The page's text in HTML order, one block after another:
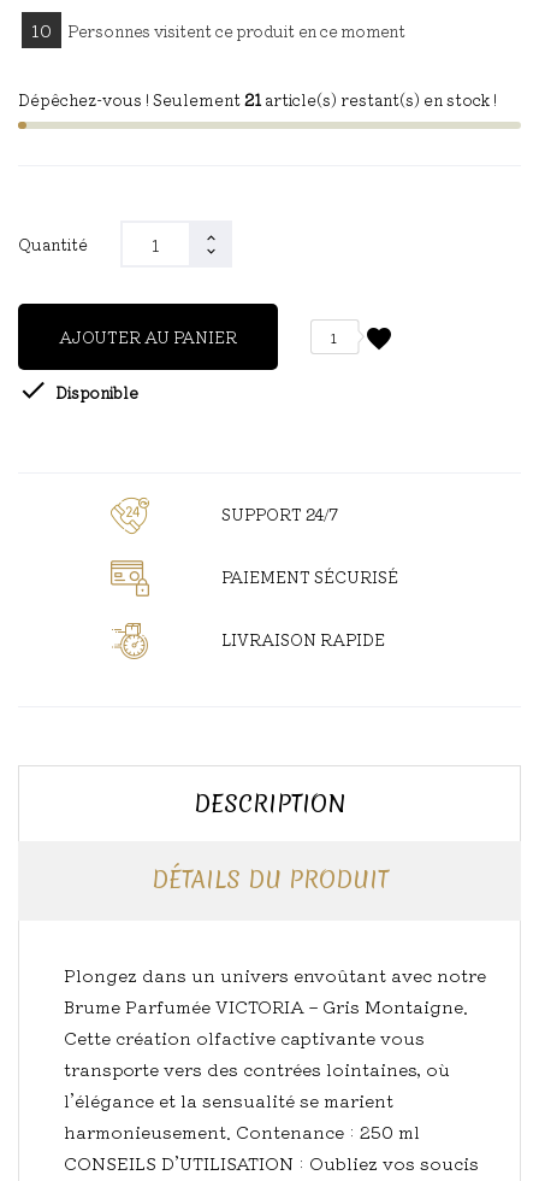
10 Personnes visitent ce produit en ce moment
Dépêchez-vous ! Seulement21article(s) restant(s) en stock !
Quantité
AJOUTER AU PANIER favorite
1
 Disponible
SUPPORT 24/7
PAIEMENT SÉCURISÉ
LIVRAISON RAPIDE
DESCRIPTION
DÉTAILS DU PRODUIT
Plongez dans un univers envoûtant avec notre
Brume Parfumée VICTORIA – Gris Montaigne.
Cette création olfactive captivante vous
transporte vers des contrées lointaines, où
l’élégance et la sensualité se marient
harmonieusement. Contenance : 250 ml
CONSEILS D’UTILISATION : Oubliez vos soucis